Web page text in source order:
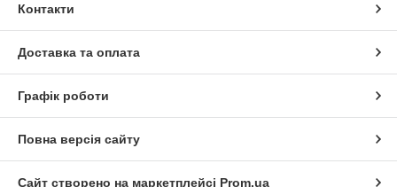
Контакти
Доставка та оплата
Графік роботи
Повна версія сайту
Сайт створено на маркетплейсі Prom.ua